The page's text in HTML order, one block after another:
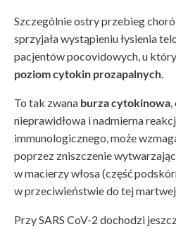
Szczególnie ostry przebieg
sprzyjała wystąpieniu łysienia
pacjentów pocovidowych, u
poziom cytokin prozapalnych
To tak zwana burza cytokinowa
nieprawidłowa i nadmierna
immunologicznego, może
poprzez zniszczenie
w macierzy włosa (część
w przeciwieństwie do tej martwej
Przy SARS CoV-2 dochodzi